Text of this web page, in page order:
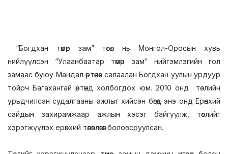
“Богдхан төмөр зам” төсөл нь Монгол-Оросын хувь
нийлүүлсэн “Улаанбаатар төмөр зам” нийгэмлэгийн гол
замаас буюу Мандал өртөөнөөс салаалан Богдхан уулын урдуур
тойрч Багахангай өртөөнд холбогдох юм. 2010 онд төслийн
урьдчилсан судалгааны ажлыг хийсэн бөгөөд энэ онд Ерөнхий
сайдын захирамжаар ажлын хэсэг байгуулж, төслийг
хэрэгжүүлэх ерөнхий төлөвлөгөөг боловсруулсан.